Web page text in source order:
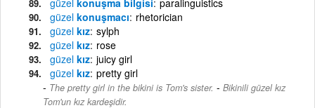
güzel konuşmacı rhetorician
güzel kız sylph
güzel kız rose
güzel kız juicy girl
güzel kız pretty girl
The pretty girl in the bikini is Tom's sister. - Bikinili güzel kız
Tom'un kız kardeşidir.